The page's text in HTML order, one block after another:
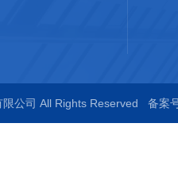
公司 All Rights Reserved 备案